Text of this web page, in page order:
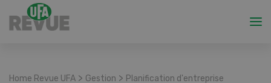
Home Revue UFA > Gestion > Planification d'entreprise